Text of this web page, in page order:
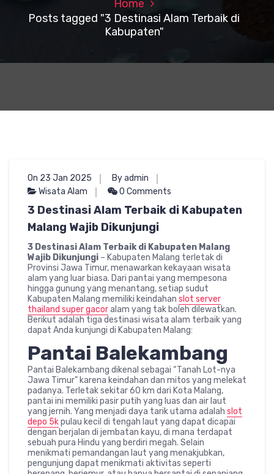
Home
Posts tagged "3 Destinasi Alam Terbaik di
Kabupaten"
On 23 Jan 2025
By admin
Wisata Alam
0 Comments
3 Destinasi Alam Terbaik di Kabupaten
Malang Wajib Dikunjungi
3 Destinasi Alam Terbaik di Kabupaten Malang
Wajib Dikunjungi – Kabupaten Malang terletak di
Provinsi Jawa Timur, menawarkan kekayaan wisata
alam yang luar biasa. Dari pantai yang mempesona
hingga gunung yang menantang, setiap sudut
Kabupaten Malang memiliki keindahan slot server
thailand super gacoralam yang tak boleh dilewatkan.
Berikut adalah tiga destinasi wisata alam terbaik yang
dapat Anda kunjungi di Kabupaten Malang:
Pantai Balekambang
Pantai Balekambang dikenal sebagai “Tanah Lot-nya
Jawa Timur” karena keindahan dan mitos yang melekat
padanya. Terletak sekitar 60 km dari Kota Malang,
pantai ini memiliki pasir putih yang luas dan air laut
yang jernih. Yang menjadi daya tarik utama adalah slot
depo 5kpulau kecil di tengah laut yang dapat dicapai
dengan berjalan di jembatan kayu, di mana terdapat
sebuah pura Hindu yang berdiri megah. Selain
menikmati pemandangan laut yang menakjubkan,
pengunjung dapat menikmati aktivitas seperti